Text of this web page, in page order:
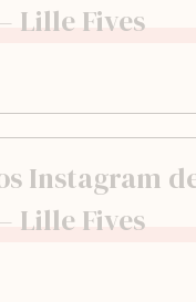
Lille Fives
Instagram
Lille Fives